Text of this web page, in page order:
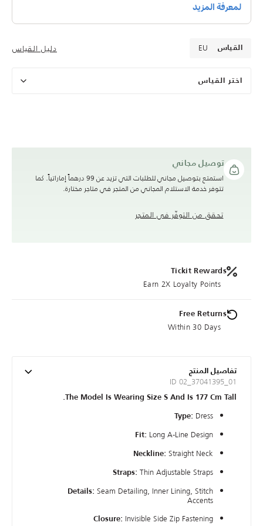
القياس EU دليل القياس
اختر القياس
توصيل مجاني
استمتع بتوصيل مجاني للطلبات التي تزيد عن 99 درهماً إماراتياً. كما
تتوفر خدمة الاستلام المجاني من المتجر في متاجر مختارة.
تحقق من التوفّر في المتجر
Tickit Rewards
Earn 2X Loyalty Points
Free Returns
Within 30 Days
تفاصيل المنتج
ID 02_37041395_01
The Model Is Wearing Size S And Is 177 Cm Tall.
Type: Dress
Fit: Long A-Line Design
Neckline: Straight Neck
Straps: Thin Adjustable Straps
Details: Seam Detailing, Inner Lining, Stitch
Accents
Closure: Invisible Side Zip Fastening